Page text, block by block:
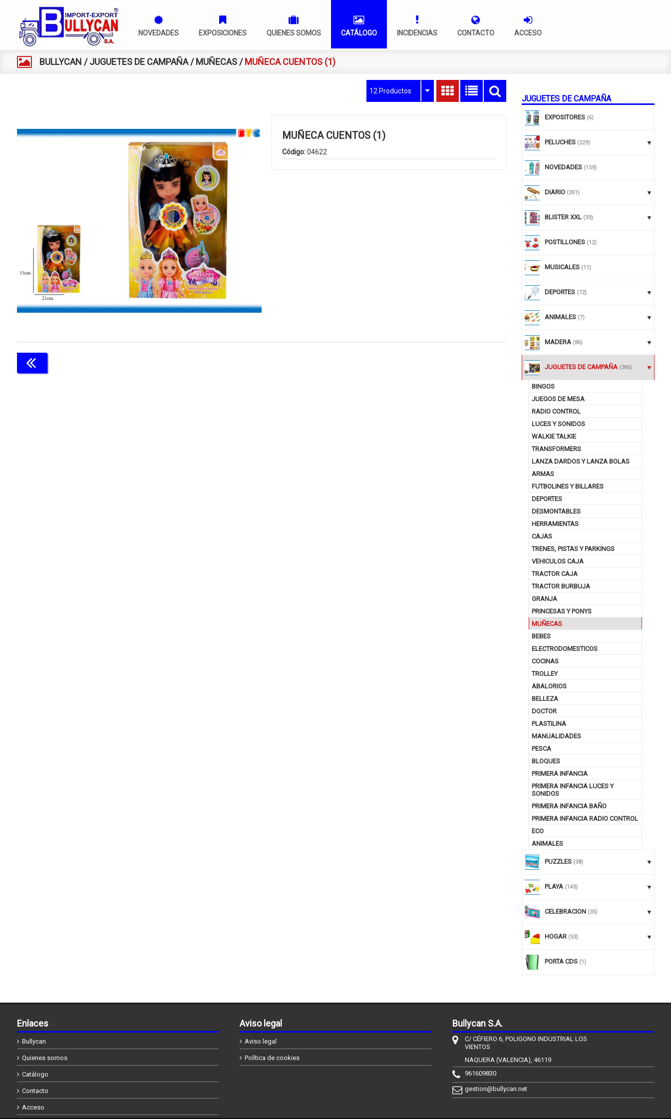
NOVEDADES EXPOSICIONES QUIENES SOMOS CATÁLOGO INCIDENCIAS CONTACTO ACCESO
BULLYCAN /JUGUETES DE CAMPAÑA/ MUÑECAS/ MUÑECA CUENTOS (1)
JUGUETES DE CAMPAÑA
EXPOSITORES (6)
PELUCHES (229)
NOVEDADES (159)
DIARIO (351)
BLISTER XXL (33)
POSTILLONES (12)
MUSICALES (11)
DEPORTES (72)
ANIMALES (7)
MADERA (86)
JUGUETES DE CAMPAÑA (386)
BINGOS
JUEGOS DE MESA
RADIO CONTROL
LUCES Y SONIDOS
WALKIE TALKIE
TRANSFORMERS
LANZA DARDOS Y LANZA BOLAS
ARMAS
FUTBOLINES Y BILLARES
DEPORTES
DESMONTABLES
HERRAMIENTAS
CAJAS
TRENES, PISTAS Y PARKINGS
VEHICULOS CAJA
TRACTOR CAJA
TRACTOR BURBUJA
GRANJA
PRINCESAS Y PONYS
MUÑECAS
BEBES
ELECTRODOMESTICOS
COCINAS
TROLLEY
ABALORIOS
BELLEZA
DOCTOR
PLASTILINA
MANUALIDADES
PESCA
BLOQUES
PRIMERA INFANCIA
PRIMERA INFANCIA LUCES Y
SONIDOS
PRIMERA INFANCIA BAÑO
PRIMERA INFANCIA RADIO CONTROL
ECO
ANIMALES
PUZZLES (38)
PLAYA (143)
CELEBRACION (35)
HOGAR (53)
PORTA CDS (1)
12 Productos
MUÑECA CUENTOS (1)
Código:04622
Enlaces
Bullycan
Quienes somos
Catálogo
Contacto
Acceso
Aviso legal
Aviso legal
Política de cookies
Bullycan S.A.
C/ CÉFIERO 6, POLIGONO INDUSTRIAL LOS
VIENTOS
NAQUERA (VALENCIA), 46119
961609830
gestion@bullycan.net